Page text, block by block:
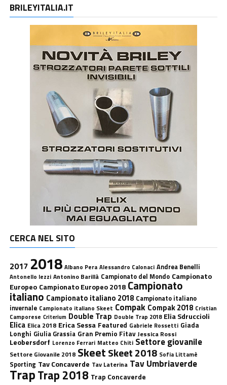
BRILEYITALIA.IT
CERCA NEL SITO
2017 2018 Albano Pera Alessandro Calonaci Andrea Benelli
Antonello Iezzi Antonino Barillà Campionato del Mondo Campionato
Europeo Campionato Europeo 2018 Campionato
italiano Campionato italiano 2018 Campionato italiano
invernale Campionato italiano Skeet Compak Compak 2018 Cristian
Camporese Criterium Double Trap Double Trap 2018 Elia Sdruccioli
Elica Elica 2018 Erica Sessa Featured Gabriele Rossetti Giada
Longhi Giulia Grassia Gran Premio Fitav Jessica Rossi
Leobersdorf Lorenzo Ferrari Matteo Chiti Settore giovanile
Settore Giovanile 2018 SkeetSkeet 2018 Sofia Littamè
Sporting Tav Concaverde Tav Laterina Tav Umbriaverde
TrapTrap 2018 Trap Concaverde